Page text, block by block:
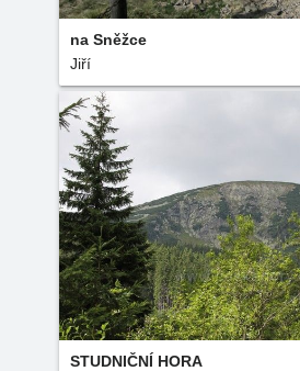
na Sněžce
Jiří
STUDNIČNÍ HORA